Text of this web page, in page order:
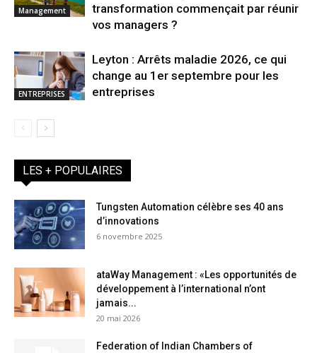
Management
transformation commençait par réunir
vos managers ?
ENTREPRISES
Leyton : Arrêts maladie 2026, ce qui
change au 1er septembre pour les
entreprises
LES + POPULAIRES
Tungsten Automation célèbre ses 40 ans
d’innovations
6 novembre 2025
ataWay Management : «Les opportunités de
développement à l’international n’ont
jamais...
20 mai 2026
Federation of Indian Chambers of